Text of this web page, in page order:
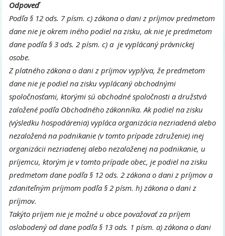
Odpoveď
Podľa § 12 ods. 7 písm. c) zákona o dani z príjmov predmetom
dane nie je okrem iného podiel na zisku, ak nie je predmetom
dane podľa § 3 ods. 2 písm. c) a je vyplácaný právnickej
osobe.
Z platného zákona o dani z príjmov vyplýva, že predmetom
dane nie je podiel na zisku vyplácaný obchodnými
spoločnosťami, ktorými sú obchodné spoločnosti a družstvá
založené podľa Obchodného zákonníka. Ak podiel na zisku
(výsledku hospodárenia) vypláca organizácia nezriadená alebo
nezaložená na podnikanie (v tomto prípade združenie) inej
organizácii nezriadenej alebo nezaloženej na podnikanie, u
príjemcu, ktorým je v tomto prípade obec, je podiel na zisku
predmetom dane podľa § 12 ods. 2 zákona o dani z príjmov a
zdaniteľným príjmom podľa § 2 písm. h) zákona o dani z
príjmov.
Takýto príjem nie je možné u obce považovať za príjem
oslobodený od dane podľa § 13 ods. 1 písm. a) zákona o dani